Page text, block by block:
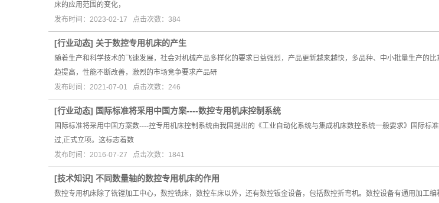
床的应用范围的变化，
发布时间：2023-02-17 点击次数：384
[行业动态] 关于数控专用机床的产生
随着生产和科学技术的飞速发展，社会对机械产品多样化的要求日益强烈，产品更新越来越快，多品种、中小批量生产的
趋提高，性能不断改善，激烈的市场竞争要求产品研
发布时间：2021-07-01 点击次数：246
[行业动态] 国际标准将采用中国方案----数控专用机床控制系统
国际标准将采用中国方案数----控专用机床控制系统由我国提出的《工业自动化系统与集成机床数控系统一般要求》国际
过,正式立项。这标志着数
发布时间：2016-07-27 点击次数：1841
[技术知识] 不同数量轴的数控专用机床的作用
数控专用机床除了铣镗加工中心，数控铣床，数控车床以外，还有数控钣金设备，包括数控折弯机。数控设备有通用加工